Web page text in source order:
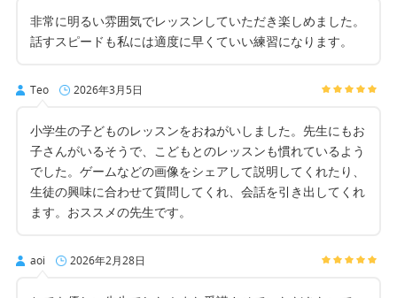
非常に明るい雰囲気でレッスンしていただき楽しめました。
話すスピードも私には適度に早くていい練習になります。
Teo 2026年3月5日
小学生の子どものレッスンをおねがいしました。先生にもお
子さんがいるそうで、こどもとのレッスンも慣れているよう
でした。ゲームなどの画像をシェアして説明してくれたり、
生徒の興味に合わせて質問してくれ、会話を引き出してくれ
ます。おススメの先生です。
aoi 2026年2月28日